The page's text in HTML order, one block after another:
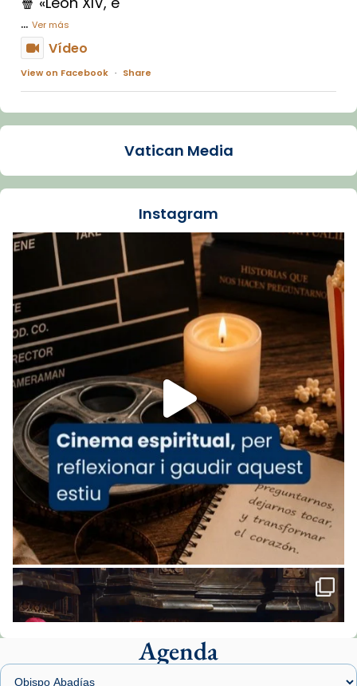
... Ver más
Vídeo
View on Facebook · Share
Arquebisbat de Barcelona
La Carmina va patir depressió. Fa gairebé
dos mesos, a l'Estadi Lluís Companys, la
Recupera l'entrevista comp
Vatican
tican News 👇
www.vaticannews.va/es/iglesia/news/2026-
07/carmina-historia-depresion-papa-viaje-
espana-testimoni...
Foto
View on Facebook · Share
Arquebisbat de Barcelona
1 week ago
«Avui les santes Juliana i Semproniana ens
ajuden a alçar la mirada»
Mons. Sergi Gordo, bisbe de Tortosa, ha
presidit aquest 27 de juliol la missa de Les
Santes de Mataró.
🔗tinyurl.com/cvu5jmbk
📸 J. Merino
Vatican Media
Instagram
Agenda